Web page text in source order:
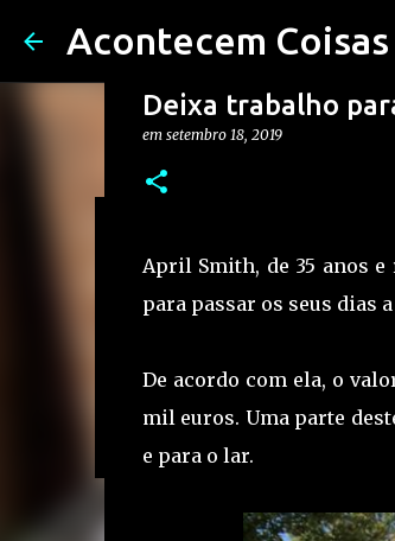
Acontecem Coisas
Condutor
Deixa trabalho
em setembro 18, 2019
April Smith, de 35 anos
para passar os seus dias
De acordo com ela, o
mil euros. Uma parte
e para o lar.